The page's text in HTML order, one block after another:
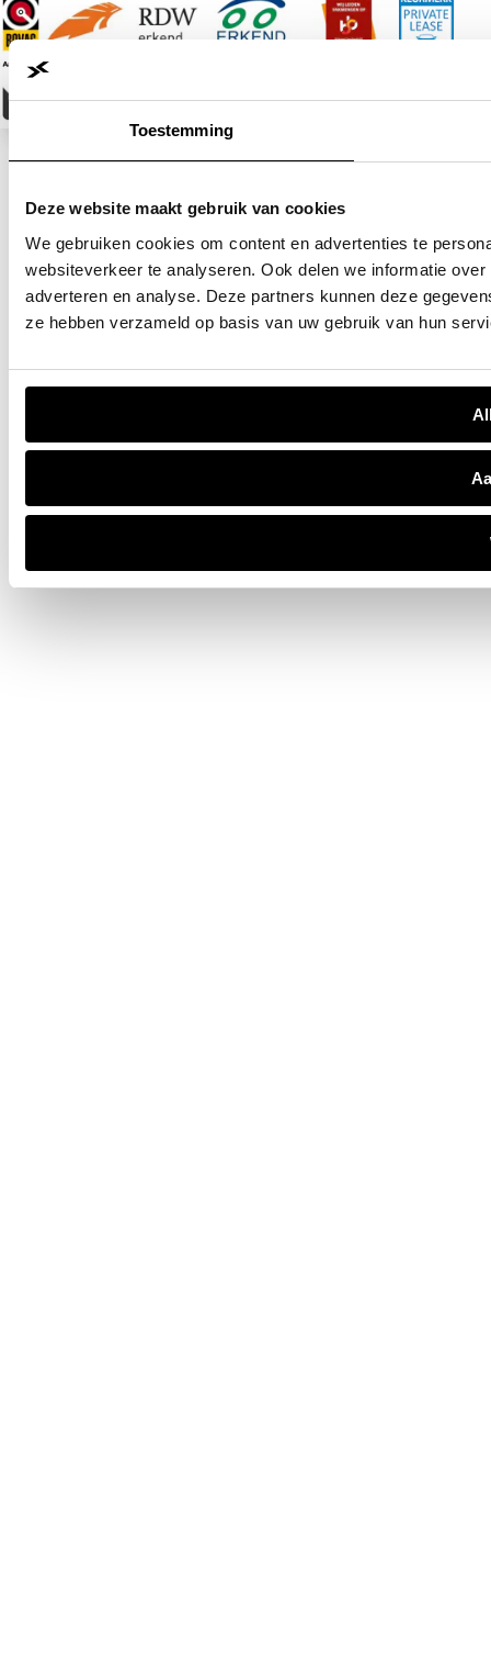
Toestemming
Deze website maakt gebruik van cookies
We gebruiken cookies om content en advertenties te
websiteverkeer te analyseren. Ook delen we informatie
adverteren en analyse. Deze partners kunnen deze
ze hebben verzameld op basis van uw gebruik van hun
Aan de informatie op deze pagina kunnen geen rechten worden
ontleed!
Disclaimer: LET OP: Getoonde afbeeldingen kunnen afwijken
van de daadwerkelijke voorraadauto. Hier kunnen geen
rechten aan worden ontleend. Vraag onze verkoopadviseurs
naar specificaties van deze auto.